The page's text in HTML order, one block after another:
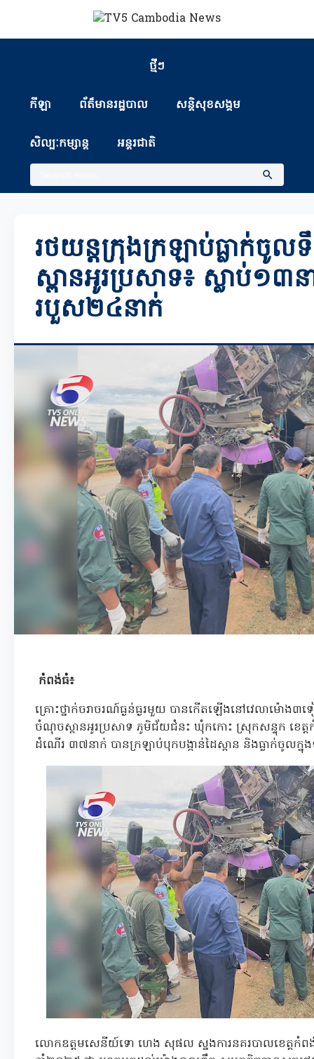
ថ្មីៗ
កីឡា ព័ត៏មានរដ្ឋបាល សន្តិសុខសង្គម
សិល្បៈកម្សាន្ត អន្តរជាតិ
រថយន្តក្រុងក្រឡាប់ធ្លាក់ចូល
ស្ពានអូរប្រសាទ៖ ស្លាប់១៣
របួស២៤នាក់
កំពង់ធំ៖
គ្រោះថ្នាក់ចរាចរណ៍ធ្ងន់ធ្ងរមួយ បានកើតឡើងនៅវេលាម៉ោង៣ទ
ចំណុចស្ពានអូរប្រសាទ ភូមិជ័យជំនះ ឃុំកកោះ ស្រុកសន្ទុក ខេត្ត
ដំណើរ ៣៧នាក់ បានក្រឡាប់បុកបង្កាន់ដៃស្ពាន និងធ្លាក់ចូលក្នុ
លោកឧត្តមសេនីយ៍ទោ ហេង សុផល ស្នងការនគរបាលខេត្តកំពង់